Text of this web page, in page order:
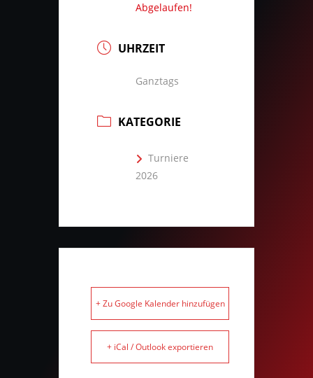
Abgelaufen!
UHRZEIT
Ganztags
KATEGORIE
Turniere
2026
+ Zu Google Kalender hinzufügen
+ iCal / Outlook exportieren